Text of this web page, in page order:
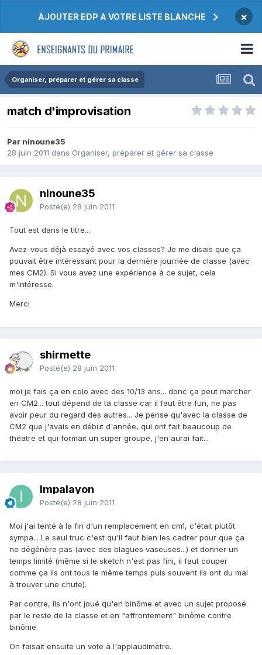
AJOUTER EDP A VOTRE LISTE BLANCHE ×
Organiser, préparer et gérer sa classe
match d'improvisation
Par ninoune35
28 juin 2011 dans Organiser, préparer et gérer sa classe
ninoune35
Posté(e) 28 juin 2011
Tout est dans le titre...
Avez-vous déjà essayé avec vos classes? Je me disais que ça
pouvait être intéressant pour la dernière journée de classe (avec
mes CM2). Si vous avez une expérience à ce sujet, cela
m'intéresse.
Merci
shirmette
Posté(e) 28 juin 2011
moi je fais ça en colo avec des 10/13 ans... donc ça peut marcher
en CM2... tout dépend de ta classe car il faut être fun, ne pas
avoir peur du regard des autres... Je pense qu'avec la classe de
CM2 que j'avais en début d'année, qui ont fait beaucoup de
théatre et qui formait un super groupe, j'en aurai fait...
Impalayon
Posté(e) 28 juin 2011
Moi j'ai tenté à la fin d'un remplacement en cm1, c'était plutôt
sympa... Le seul truc c'est qu'il faut bien les cadrer pour que ça
ne dégénère pas (avec des blagues vaseuses...) et donner un
temps limité (même si le sketch n'est pas fini, il faut couper
comme ça ils ont tous le même temps puis souvent ils ont du mal
à trouver une chute).
Par contre, ils n'ont joué qu'en binôme et avec un sujet proposé
par le reste de la classe et en "affrontement" binôme contre
binôme.
On faisait ensuite un vote à l'applaudimètre.